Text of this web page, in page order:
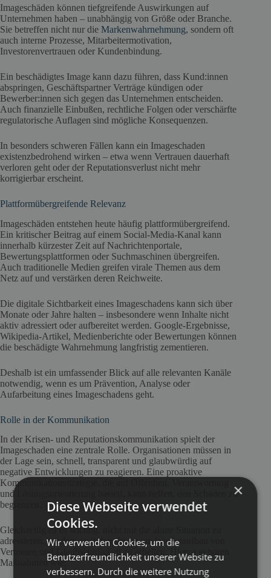
Imageschäden können tiefgreifende Auswirkungen auf
Unternehmen haben – unabhängig von Größe oder Branche.
Sie betreffen nicht nur die Markenwahrnehmung, sondern oft
auch interne Prozesse, Mitarbeitermotivation,
Investorenvertrauen oder Kundenbindung.
Ein beschädigtes Image kann dazu führen, dass Kund:innen
abspringen, Geschäftspartner Verträge kündigen oder
Bewerber:innen sich gegen das Unternehmen entscheiden.
Auch finanzielle Einbußen, rechtliche Folgen oder verschärfte
regulatorische Auflagen sind mögliche Konsequenzen.
In besonders schweren Fällen kann ein Imageschaden
existenzbedrohend wirken – etwa wenn Vertrauen dauerhaft
verloren geht oder der Reputationsverlust nicht mehr
korrigierbar erscheint.
Plattformübergreifende Relevanz
Imageschäden entstehen heute häufig plattformübergreifend.
Ein kritischer Beitrag auf einem Social-Media-Kanal kann
innerhalb kürzester Zeit auf Nachrichtenportale,
Bewertungsplattformen oder Suchmaschinen übergreifen.
Auch traditionelle Medien greifen virale Themen aus dem
Netz auf und verstärken deren Reichweite.
Die digitale Sichtbarkeit eines Imageschadens kann sich über
Monate oder Jahre halten – insbesondere wenn Inhalte nicht
aktiv adressiert oder aufbereitet werden. Google-Ergebnisse,
Wikipedia-Artikel, Medienberichte oder Bewertungen können
die beschädigte Wahrnehmung langfristig zementieren.
Deshalb ist ein umfassender Blick auf alle relevanten Kanäle
notwendig, wenn es um Prävention, Analyse oder
Aufarbeitung eines Imageschadens geht.
Rolle in der Kommunikation
In der Krisen- und Reputationskommunikation spielt der
Imageschaden eine zentrale Rolle. Organisationen müssen in
der Lage sein, schnell, transparent und glaubwürdig auf
negative Entwicklungen zu reagieren. Eine proaktive
Kommunikationsstrategie, die auf Offenheit, Verantwortung
und Lösungsorientierung basiert, kann helfen, den Schaden zu
begrenzen.
Gleichzeitig ist es wichtig, nicht nur die akute Situation zu
adressieren, sondern auch langfristig am Wiederaufbau von
Vertrauen und Glaubwürdigkeit zu arbeiten. Hierzu gehören
Maßnahmen wie:
×
Diese Webseite verwendet
Cookies.
Wir verwenden Cookies, um die
Benutzerfreundlichkeit unserer Website zu
verbessern. Durch die weitere Nutzung